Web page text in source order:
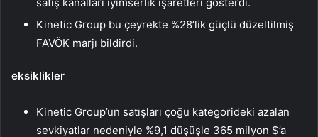
Kinetic Group bu çeyrekte %28’lik güçlü düzeltilmiş
FAVÖK marjı bildirdi.
eksiklikler
Kinetic Group’un satışları çoğu kategorideki azalan
sevkiyatlar nedeniyle %9,1 düşüşle 365 milyon $’a